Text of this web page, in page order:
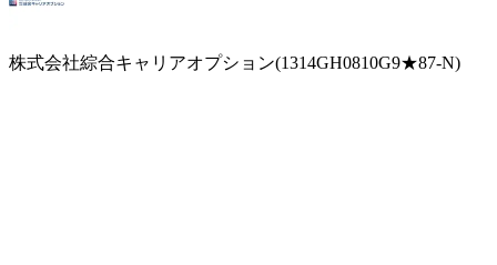
株式会社綜合キャリアオプション(1314GH0810G9★87-N)